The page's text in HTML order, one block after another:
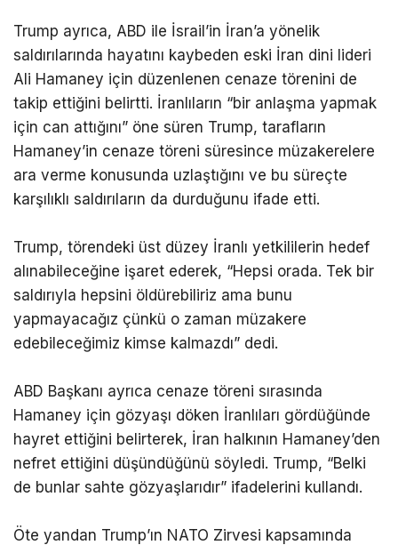
Trump ayrıca, ABD ile İsrail’in İran’a yönelik
saldırılarında hayatını kaybeden eski İran dini lideri
Ali Hamaney için düzenlenen cenaze törenini de
takip ettiğini belirtti. İranlıların “bir anlaşma yapmak
için can attığını” öne süren Trump, tarafların
Hamaney’in cenaze töreni süresince müzakerelere
ara verme konusunda uzlaştığını ve bu süreçte
karşılıklı saldırıların da durduğunu ifade etti.
Trump, törendeki üst düzey İranlı yetkililerin hedef
alınabileceğine işaret ederek, “Hepsi orada. Tek bir
saldırıyla hepsini öldürebiliriz ama bunu
yapmayacağız çünkü o zaman müzakere
edebileceğimiz kimse kalmazdı” dedi.
ABD Başkanı ayrıca cenaze töreni sırasında
Hamaney için gözyaşı döken İranlıları gördüğünde
hayret ettiğini belirterek, İran halkının Hamaney’den
nefret ettiğini düşündüğünü söyledi. Trump, “Belki
de bunlar sahte gözyaşlarıdır” ifadelerini kullandı.
Öte yandan Trump’ın NATO Zirvesi kapsamında